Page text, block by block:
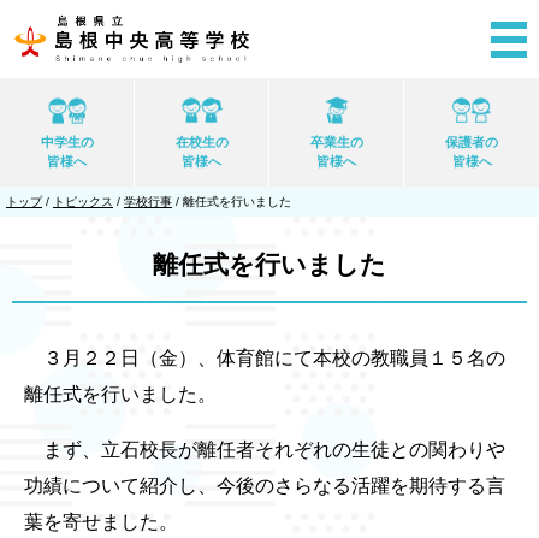
中学生の
皆様へ
在校生の
皆様へ
卒業生の
皆様へ
保護者の
皆様へ
現
トップ/ トピックス / 学校行事 / 離任式を行いました
離任式を行いました
３月２２日（金）、体育館にて本校の教職員１５名の
離任式を行いました。
まず、立石校長が離任者それぞれの生徒との関わりや
功績について紹介し、今後のさらなる活躍を期待する言
葉を寄せました。